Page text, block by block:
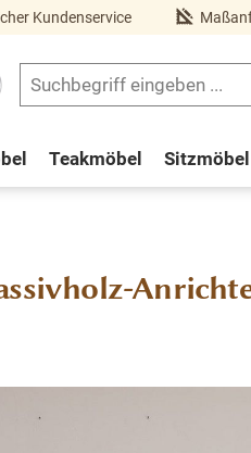
Kundenservice
Teakmöbel Sitzmöbel